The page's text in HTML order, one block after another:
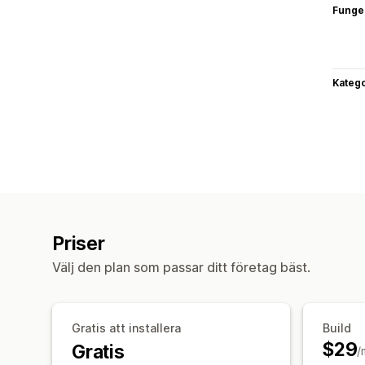
Priser
Välj den plan som passar ditt företag bäst.
Gratis att installera
Gratis
Build
$29/